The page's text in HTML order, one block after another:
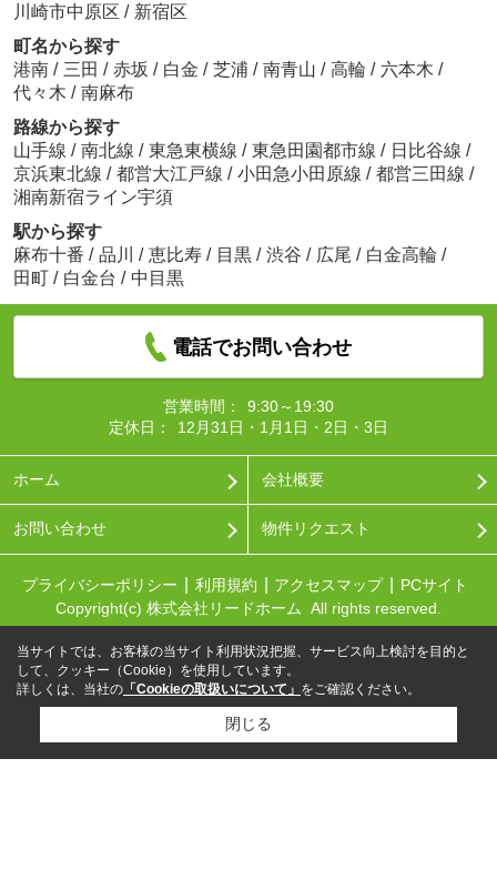
川崎市中原区 / 新宿区
町名から探す
港南 / 三田 / 赤坂 / 白金 / 芝浦 / 南青山 / 高輪 / 六本木 /
代々木 / 南麻布
路線から探す
山手線 / 南北線 / 東急東横線 / 東急田園都市線 / 日比谷線 /
京浜東北線 / 都営大江戸線 / 小田急小田原線 / 都営三田線 /
湘南新宿ライン宇須
駅から探す
麻布十番 / 品川 / 恵比寿 / 目黒 / 渋谷 / 広尾 / 白金高輪 /
田町 / 白金台 / 中目黒
電話でお問い合わせ
営業時間：
9:30～19:30
定休日：
12月31日・1月1日・2日・3日
ホーム 会社概要
お問い合わせ 物件リクエスト
プライバシーポリシー 利用規約 アクセスマップ
PCサイト
Copyright(c) 株式会社リードホーム All rights reserved.
当サイトでは、お客様の当サイト利用状況把握、サービス向上検討を目的と
して、クッキー（Cookie）を使用しています。
詳しくは、当社の 「Cookieの取扱いについて」 をご確認ください。
閉じる